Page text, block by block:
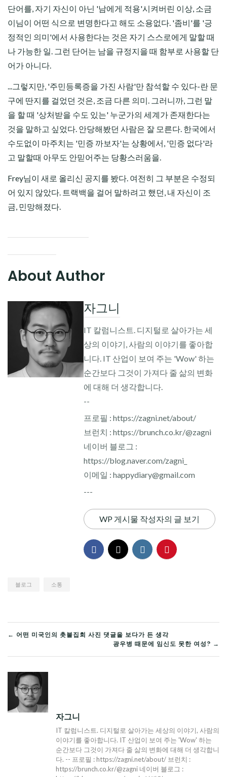
단어를, 자기 자신이 아닌 '남에게 적용'시켜버린 이상, 소금
이님이 어떤 식으로 변명한다고 해도 소용없다. '좀비'를 '긍
정적인 의미'에서 사용한다는 것은 자기 스스로에게 말할 때
나 가능한 일. 그런 단어는 남을 규정지을 때 함부로 사용할 단
어가 아니다.
...그렇지만, '주민등록증을 가진 사람'만 참석할 수 있다-란 문
구에 딴지를 걸었던 것은, 조금 다른 의미. 그러니까, 그런 말
을 할 때 '상처받을 수도 있는' 누군가의 세계가 존재한다는
것을 말하고 싶었다. 안당해봤던 사람은 잘 모른다. 한국에서
수도없이 마주치는 '민증 까보자'는 상황에서, '민증 없다'라
고 말할때 아무도 안믿어주는 당황스러움을.
Frey님이 새로 올리신 공지를 봤다. 여전히 그 부분은 수정되
어 있지 않았다. 트랙백을 걸어 말하려고 했던, 내 자신이 조
금, 민망해졌다.
About Author
자그니
IT 칼럼니스트. 디지털로 살아가는 세
상의 이야기, 사람의 이야기를 좋아합
니다. IT 산업이 보여 주는 'Wow' 하는
순간보다 그것이 가져다 줄 삶의 변화
에 대해 더 생각합니다.
--
프로필 : https://zagni.net/about/
브런치 : https://brunch.co.kr/@zagni
네이버 블로그 :
https://blog.naver.com/zagni_
이메일 : happydiary@gmail.com
---
WP 게시물 작성자의 글 보기
블로그 소통
글
탐
색
← 어떤 미국인의 촛불집회 사진 댓글을 보다가 든 생각
광우병 때문에 임신도 못한 여성? →
자그니
IT 칼럼니스트. 디지털로 살아가는 세상의 이야기, 사람의
이야기를 좋아합니다. IT 산업이 보여 주는 'Wow' 하는
순간보다 그것이 가져다 줄 삶의 변화에 대해 더 생각합니
다. -- 프로필 : https://zagni.net/about/ 브런치 :
https://brunch.co.kr/@zagni 네이버 블로그 :